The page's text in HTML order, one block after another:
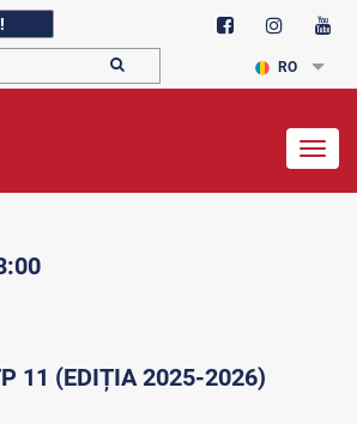
RO
11 (EDIȚIA 2025-2026)